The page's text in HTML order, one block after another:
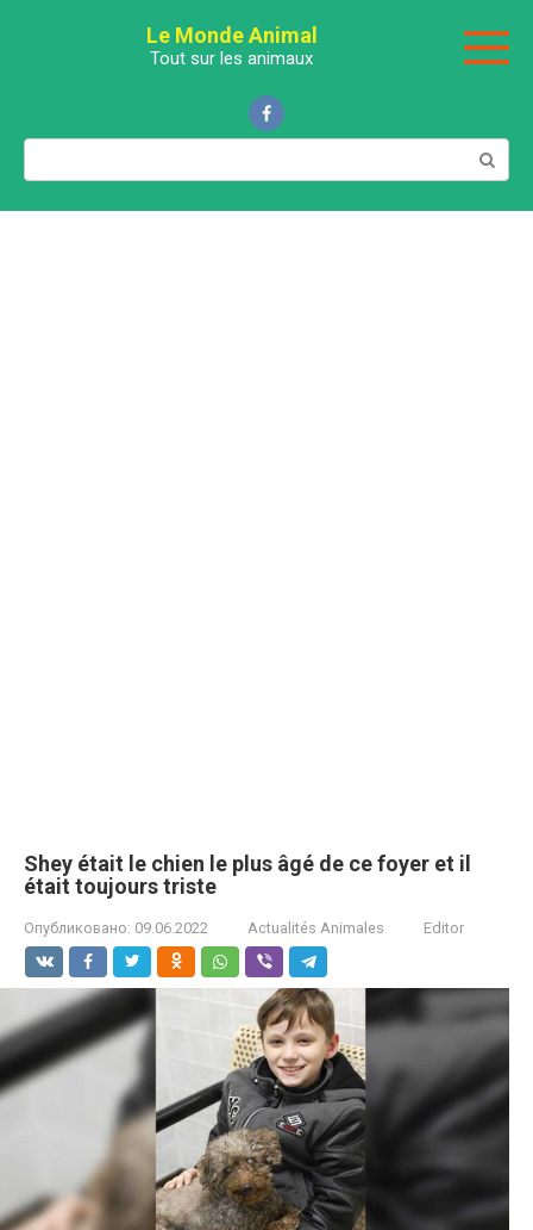
Le Monde Animal
Tout sur les animaux
Поиск:
Shey était le chien le plus âgé de ce foyer et il
était toujours triste
Опубликовано: 09.06.2022 Actualités Animales Editor